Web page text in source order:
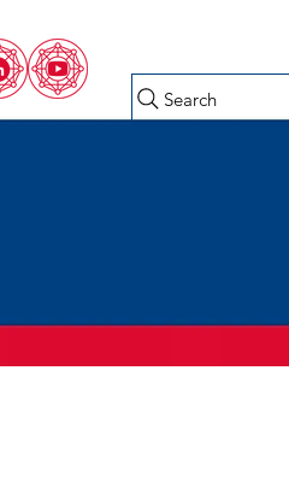
Search